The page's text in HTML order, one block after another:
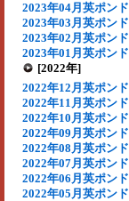
2023年04月英ポン
2023年03月英ポン
2023年02月英ポン
2023年01月英ポン
[2022年]
2022年12月英ポン
2022年11月英ポン
2022年10月英ポン
2022年09月英ポン
2022年08月英ポン
2022年07月英ポン
2022年06月英ポン
2022年05月英ポン